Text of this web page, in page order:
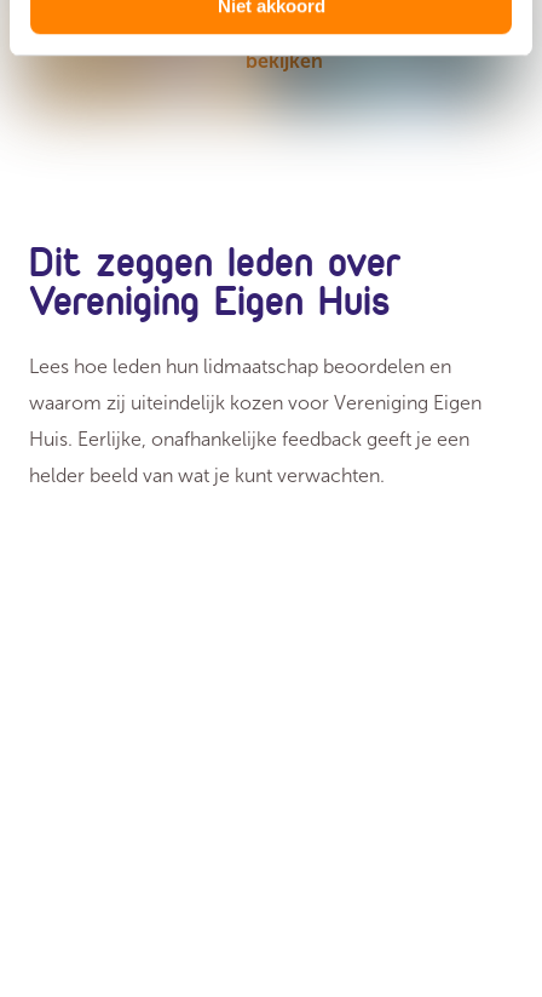
Niet akkoord
bekijken
Dit zeggen leden over
Vereniging Eigen Huis
Lees hoe leden hun lidmaatschap beoordelen en
waarom zij uiteindelijk kozen voor Vereniging Eigen
Huis. Eerlijke, onafhankelijke feedback geeft je een
helder beeld van wat je kunt verwachten.